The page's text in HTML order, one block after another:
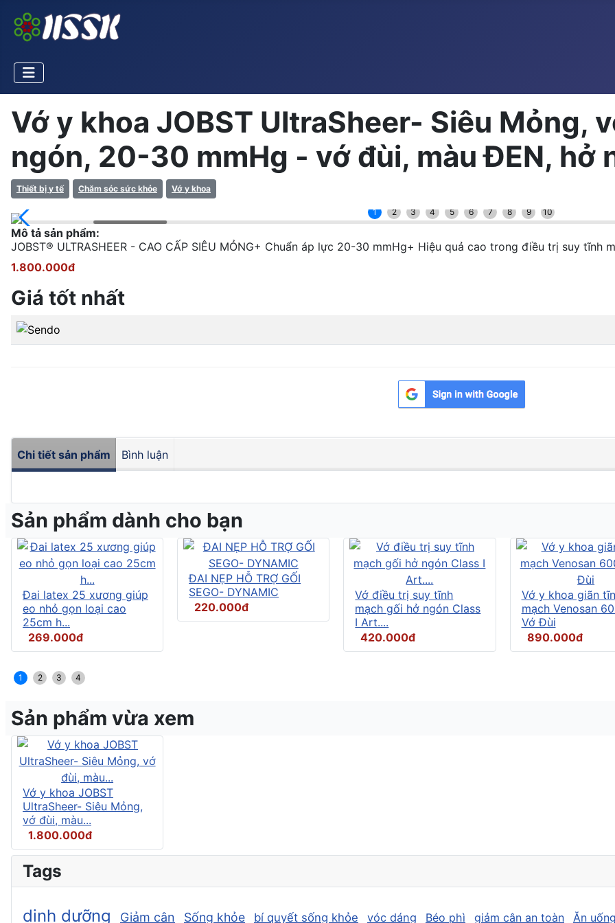
Vớ y khoa JOBST UltraSheer- Siêu Mỏng,
ngón, 20-30 mmHg - vớ đùi, màu ĐEN, hở
Thiết bị y tế Chăm sóc sức khỏe Vớ y khoa
1 2 3 4 5 6 7 8 9 10
Mô tả sản phẩm:
JOBST® ULTRASHEER - CAO CẤP SIÊU MỎNG+ Chuẩn áp lực 20-30 mmHg+ Hiệu quả cao trong điều trị suy tĩnh
1.800.000đ
Giá tốt nhất
Chi tiết sản phẩm Bình luận
Sản phẩm dành cho bạn
Đai latex 25 xương giúp
eo nhỏ gọn loại cao
25cm h...
269.000đ
ĐAI NẸP HỖ TRỢ GỐI
SEGO- DYNAMIC
220.000đ
Vớ điều trị suy tĩnh
mạch gối hở ngón Class
I Art....
420.000đ
Vớ y khoa giãn
mạch Venosan
Vớ Đùi
890.000đ
1 2 3 4
Sản phẩm vừa xem
Vớ y khoa JOBST
UltraSheer- Siêu Mỏng,
vớ đùi, màu...
1.800.000đ
Tags
dinh dưỡng Giảm cân Sống khỏe bí quyết sống khỏe vóc dáng Béo phì giảm cân an toàn Ăn